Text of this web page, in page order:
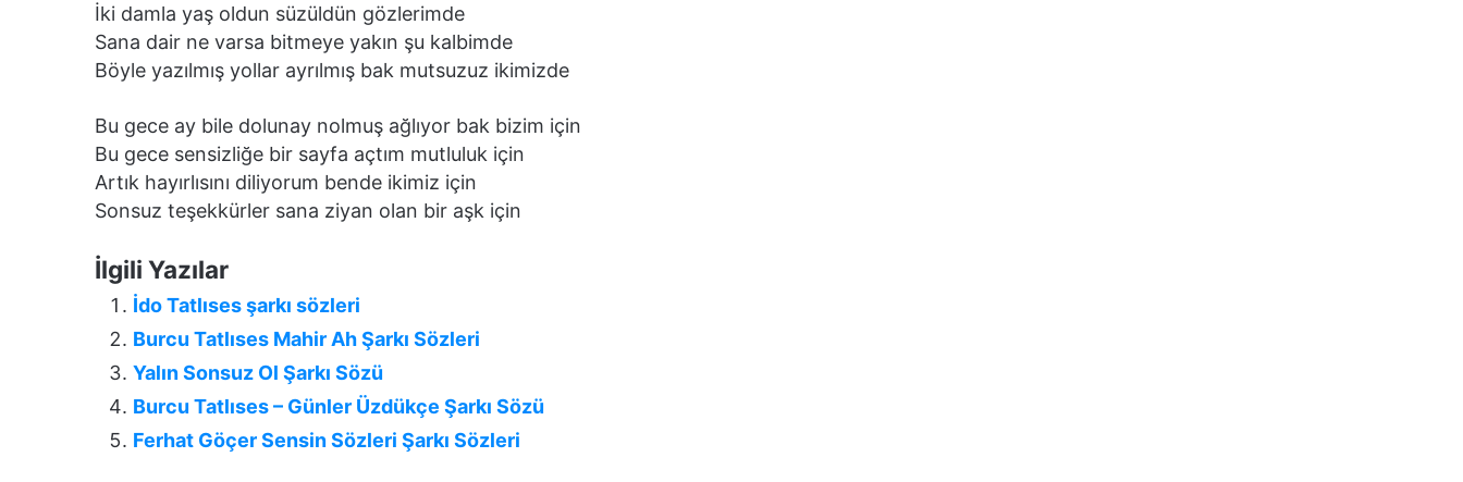
İki damla yaş oldun süzüldün gözlerimde
Sana dair ne varsa bitmeye yakın şu kalbimde
Böyle yazılmış yollar ayrılmış bak mutsuzuz ikimizde
Bu gece ay bile dolunay nolmuş ağlıyor bak bizim için
Bu gece sensizliğe bir sayfa açtım mutluluk için
Artık hayırlısını diliyorum bende ikimiz için
Sonsuz teşekkürler sana ziyan olan bir aşk için
İlgili Yazılar
İdo Tatlıses şarkı sözleri
Burcu Tatlıses Mahir Ah Şarkı Sözleri
Yalın Sonsuz Ol Şarkı Sözü
Burcu Tatlıses – Günler Üzdükçe Şarkı Sözü
Ferhat Göçer Sensin Sözleri Şarkı Sözleri